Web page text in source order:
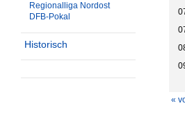
Regionalliga Nordost
DFB-Pokal
Historisch
«